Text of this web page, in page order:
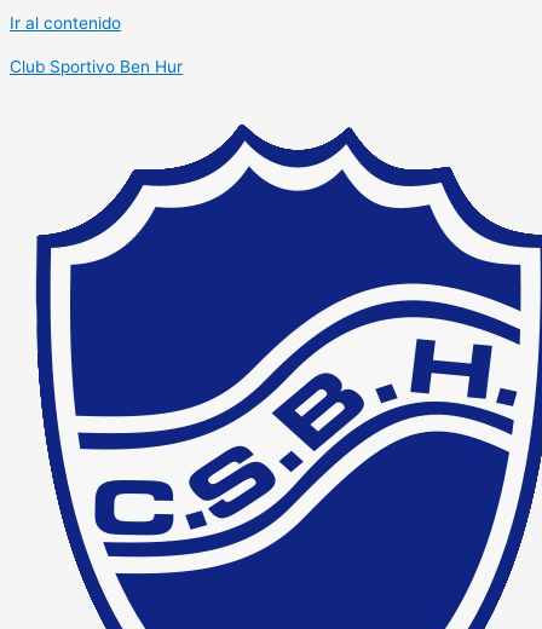
Ir al contenido
Club Sportivo Ben Hur